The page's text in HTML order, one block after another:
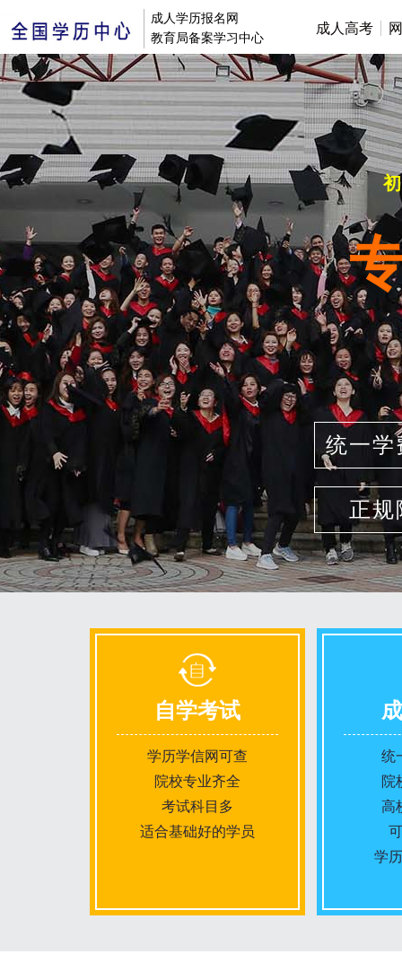
成人学历报名网
教育局备案学习中心
成人高考
统一学
正规
自学考试
学历学信网可查
院校专业齐全
考试科目多
适合基础好的学员
统
院
高
学